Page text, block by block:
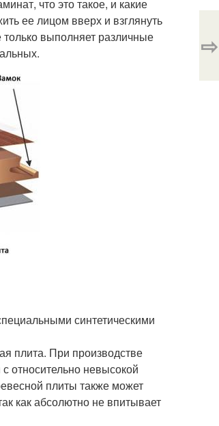
что это такое, и какие
ее лицом вверх и взглянуть
выполняет различные
синтетическими
плита. При производстве
относительно невысокой
плиты также может
как абсолютно не впитывает
⇨